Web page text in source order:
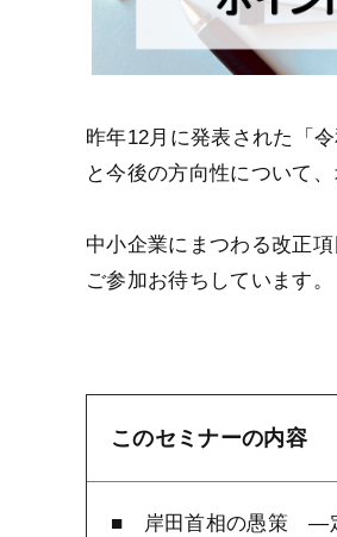
昨年12月に発表された「
と今後の方向性について
中小企業にまつわる改正
ご参加お待ちしています。
このセミナーの内容
■ 岸田首相の愚策 ―定